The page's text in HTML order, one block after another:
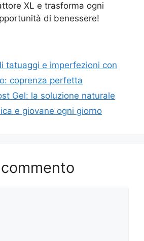
XL e trasforma ogni
di benessere!
tatuaggi e imperfezioni con
coprenza perfetta
Gel: la soluzione naturale
e giovane ogni giorno